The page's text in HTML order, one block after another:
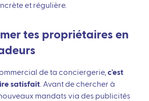
et régulière.
tes propriétaires en
de ta conciergerie,c'est
satisfait . Avant de chercher à
mandats via des publicités